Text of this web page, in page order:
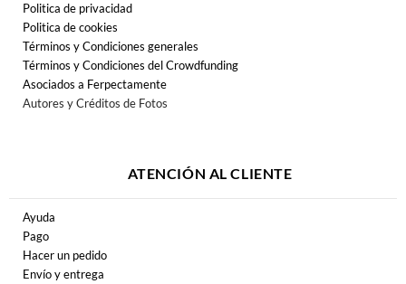
Politica de privacidad
Politica de cookies
Términos y Condiciones generales
Términos y Condiciones del Crowdfunding
Asociados a Ferpectamente
Autores y Créditos de Fotos
ATENCIÓN AL CLIENTE
Ayuda
Pago
Hacer un pedido
Envío y entrega